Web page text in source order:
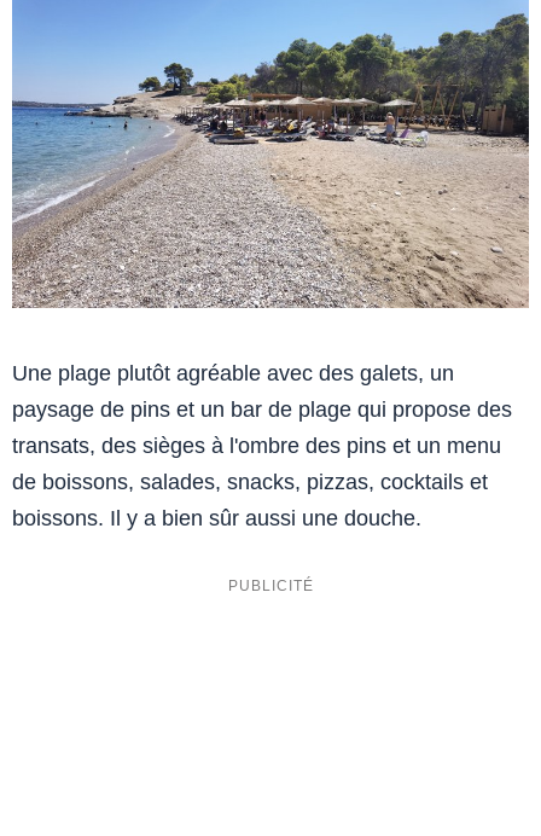
Une plage plutôt agréable avec des galets, un
paysage de pins et un bar de plage qui propose des
transats, des sièges à l'ombre des pins et un menu
de boissons, salades, snacks, pizzas, cocktails et
boissons. Il y a bien sûr aussi une douche.